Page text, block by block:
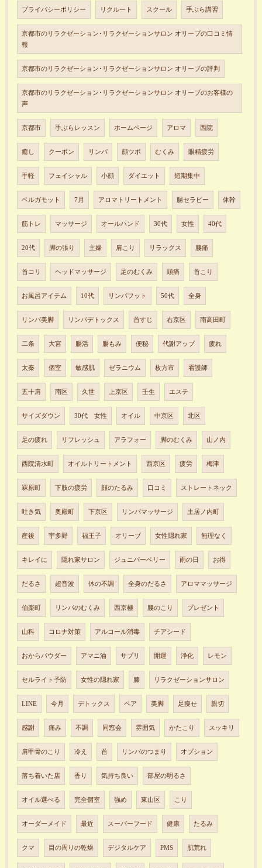
プライバシーポリシー リクルート スクール 手ぶら講習
京都市のリラクゼーション･リラクゼーションサロン オリーブの口コミ情
報
京都市のリラクゼーション･リラクゼーションサロン オリーブの評判
京都市のリラクゼーション･リラクゼーションサロン オリーブのお客様の
声
京都市 手ぶらレッスン ホームページ アロマ 西院
癒し クーポン リンパ 顔ツボ むくみ 眼精疲労
手軽 フェイシャル 小顔 ダイエット 短期集中
ベルガモット 7月 アロマトリートメント 腸セラピー 体幹
筋トレ マッサージ オールハンド 30代 女性 40代
20代 脚の張り 主婦 肩こり リラックス 腰痛
首コリ ヘッドマッサージ 足のむくみ 頭痛 首こり
お風呂アイテム 10代 リンパフット 50代 全身
リンパ美脚 リンパデトックス 首すじ 右京区 南高田町
二条 大宮 腸活 腸もみ 便秘 代謝アップ 疲れ
太秦 個室 敏感肌 ゼラニウム 枚方市 看護師
五十肩 南区 久世 上京区 壬生 エステ
サイズダウン 30代 女性 オイル 中京区 北区
足の疲れ リフレッシュ アラフォー 脚のむくみ 山ノ内
西院清水町 オイルトリートメント 西京区 疲労 梅津
罧原町 下肢の疲労 顔のたるみ 口コミ ストレートネック
吐き気 奥殿町 下京区 リンパマッサージ 土居ノ内町
産後 宇多野 福王子 オリーブ 女性隠れ家 無理なく
キレイに 隠れ家サロン ジュニパーベリー 雨の日 お得
だるさ 超音波 体の不調 全身のだるさ アロママッサージ
伯楽町 リンパのむくみ 西京極 腰のこり プレゼント
山科 コロナ対策 アルコール消毒 チアシード
おからパウダー アマニ油 サプリ 開運 浄化 レモン
セルライト予防 女性の隠れ家 膝 リラクゼーションサロン
LINE 今月 デトックス ペア 美脚 足痩せ 親切
感謝 痛み 不調 同窓会 雰囲気 かたこり スッキリ
肩甲骨のこり 冷え 首 リンパのつまり オプション
落ち着いた店 香り 気持ち良い 部屋の明るさ
オイル選べる 完全個室 強め 東山区 こり
オーダーメイド 最近 スーパーフード 健康 たるみ
クマ 目の周りの乾燥 デジタルケア PMS 肌荒れ